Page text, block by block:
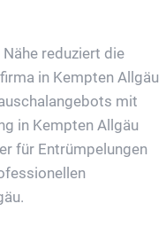
reduziert die
in Kempten Allgäu
mit
in Kempten Allgäu
für Entrümpelungen